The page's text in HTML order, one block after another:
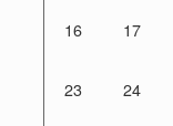
16 17
23 24